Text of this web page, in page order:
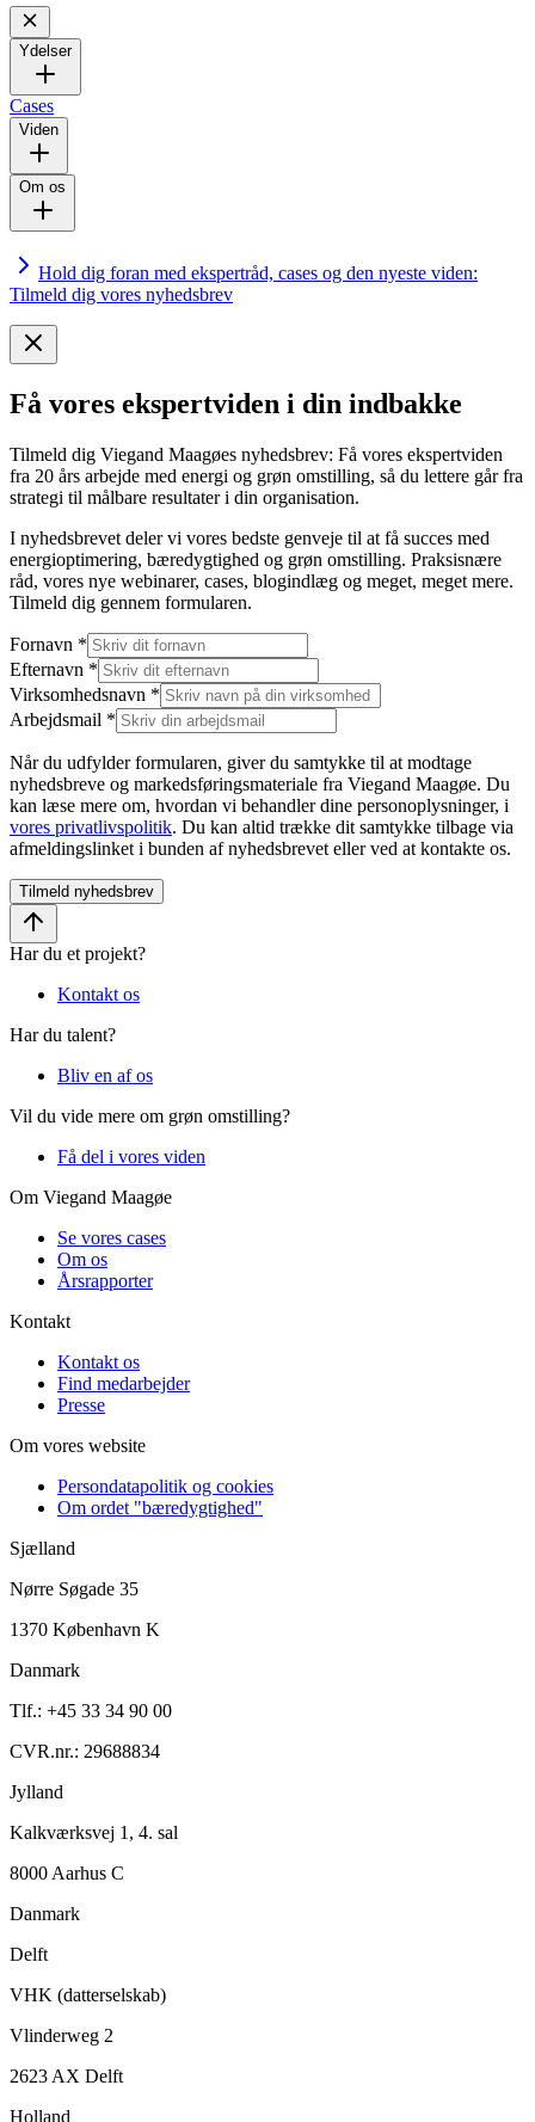
Ydelser
Cases
Viden
Om os
Hold dig foran med ekspertråd, cases og den nyeste viden:
Tilmeld dig vores nyhedsbrev
Få vores ekspertviden i din indbakke
Tilmeld dig Viegand Maagøes nyhedsbrev: Få vores ekspertviden
fra 20 års arbejde med energi og grøn omstilling, så du lettere går fra
strategi til målbare resultater i din organisation.
I nyhedsbrevet deler vi vores bedste genveje til at få succes med
energioptimering, bæredygtighed og grøn omstilling. Praksisnære
råd, vores nye webinarer, cases, blogindlæg og meget, meget mere.
Tilmeld dig gennem formularen.
Fornavn *
Efternavn *
Virksomhedsnavn *
Arbejdsmail *
Når du udfylder formularen, giver du samtykke til at modtage
nyhedsbreve og markedsføringsmateriale fra Viegand Maagøe. Du
kan læse mere om, hvordan vi behandler dine personoplysninger, i
vores privatlivspolitik. Du kan altid trække dit samtykke tilbage via
afmeldingslinket i bunden af nyhedsbrevet eller ved at kontakte os.
Tilmeld nyhedsbrev
Har du et projekt?
Kontakt os
Har du talent?
Bliv en af os
Vil du vide mere om grøn omstilling?
Få del i vores viden
Om Viegand Maagøe
Se vores cases
Om os
Årsrapporter
Kontakt
Kontakt os
Find medarbejder
Presse
Om vores website
Persondatapolitik og cookies
Om ordet "bæredygtighed"
Sjælland
Nørre Søgade 35
1370 København K
Danmark
Tlf.: +45 33 34 90 00
CVR.nr.: 29688834
Jylland
Kalkværksvej 1, 4. sal
8000 Aarhus C
Danmark
Delft
VHK (datterselskab)
Vlinderweg 2
2623 AX Delft
Holland